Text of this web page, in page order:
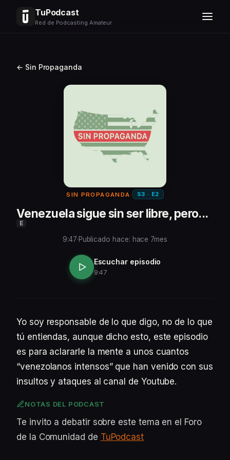
TuPodcast
Red de Podcasting Amateur
← Sin Propaganda
SIN PROPAGANDA · S3 · E2
Venezuela sigue sin ser libre, pero...
E
9:47·Publicado hace: hace 7mes
Escuchar episodio
9:47
Yo soy responsable de lo que digo, no de lo que
tú entiendas, aunque dicho esto, este episodio
es para aclararle la mente a unos cuantos
“venezolanos intensos” que han venido con sus
insultos y ataques al canal de Youtube.
NOTAS DEL PODCAST
Te invito a debatir sobre este tema en el Foro
de la Comunidad de TuPodcast